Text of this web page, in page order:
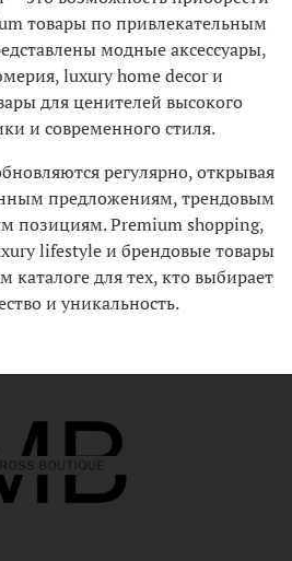
товары по привлекательным
модные аксессуары,
luxury home decor и
для ценителей высокого
и современного стиля.
регулярно, открывая
предложениям, трендовым
позициям. Premium shopping,
lifestyle и брендовые товары
каталоге для тех, кто выбирает
и уникальность.